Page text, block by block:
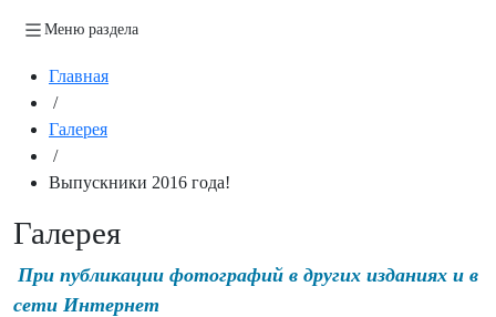
Меню раздела
Главная
/
Галерея
/
Выпускники 2016 года!
Галерея
При публикации фотографий в других изданиях и в
сети Интернет